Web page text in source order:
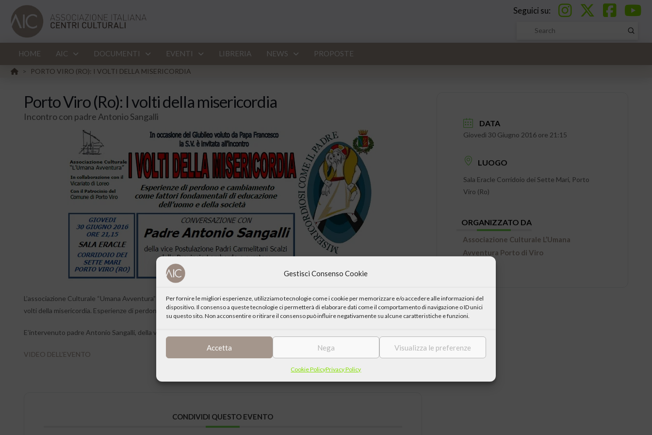
Gestisci Consenso Cookie
Per fornire le migliori esperienze, utilizziamo tecnologie come i cookie per memorizzare e/o accedere alle informazioni del
dispositivo. Il consenso a queste tecnologie ci permetterà di elaborare dati come il comportamento di navigazione o ID unici
su questo sito. Non acconsentire o ritirare il consenso può influire negativamente su alcune caratteristiche e funzioni.
Accetta Nega Visualizza le preferenze
Cookie PolicyPrivacy Policy
Seguici su:
Search
Submit
HOME AIC DOCUMENTI EVENTI LIBRERIA NEWS PROPOSTE
HOME
> PORTO VIRO (RO): I VOLTI DELLA MISERICORDIA
Porto Viro (Ro): I volti della misericordia
Incontro con padre Antonio Sangalli
L’associazione Culturale “Umana Avventura” in occasione del Giubileo voluto da Papa Francesco ha organizzato l’incontro dal titolo “I
volti della misericordia. Esperienze di perdono e cambiamento”.
E’intervenuto padre Antonio Sangalli, della vice Postulazione Padri Carmelitani Scalzi della provincia Lombarda
VIDEO DELL’EVENTO
CONDIVIDI QUESTO EVENTO
DATA
Giovedì 30 Giugno 2016 ore 21:15
LUOGO
Sala Eracle Corridoio dei Sette Mari, Porto
Viro (Ro)
ORGANIZZATO DA
Associazione Culturale L’Umana
Avventura Porto di Viro